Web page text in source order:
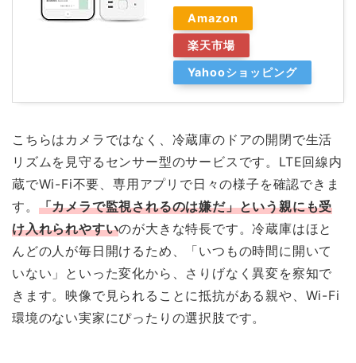
Amazon
楽天市場
Yahooショッピング
こちらはカメラではなく、冷蔵庫のドアの開閉で生活
リズムを見守るセンサー型のサービスです。LTE回線内
蔵でWi-Fi不要、専用アプリで日々の様子を確認できま
す。 「カメラで監視されるのは嫌だ」という親にも受
け入れられやすいのが大きな特長です。冷蔵庫はほと
んどの人が毎日開けるため、「いつもの時間に開いて
いない」といった変化から、さりげなく異変を察知で
きます。映像で見られることに抵抗がある親や、Wi-Fi
環境のない実家にぴったりの選択肢です。